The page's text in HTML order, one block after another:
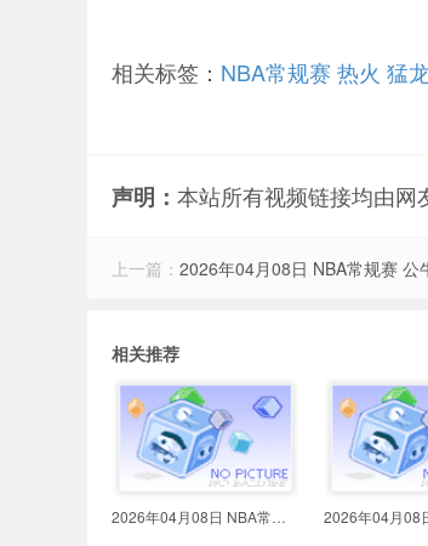
相关标签： NBA常规赛 热火 猛龙
声明： 本站所有视频链接均由网
上一篇： 2026年04月08日 NBA常规赛 公
相关推荐
2026年04月08日 NBA常规赛 火箭vs